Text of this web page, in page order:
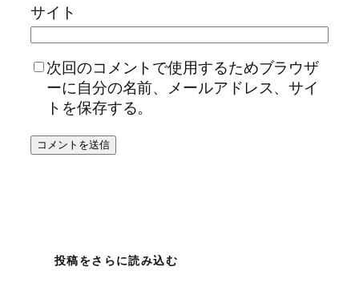
サイト
次回のコメントで使用するためブラウザ
ーに自分の名前、メールアドレス、サイ
トを保存する。
投稿をさらに読み込む